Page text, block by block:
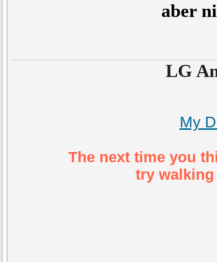
aber
LG
My
The next time you
try